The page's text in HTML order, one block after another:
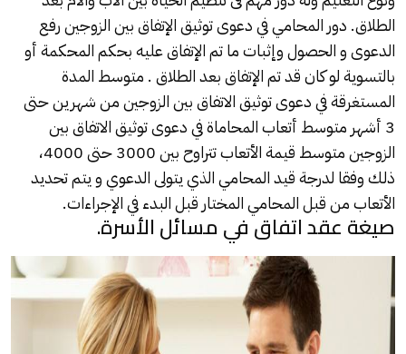
الطلاق. دور المحامي في دعوى توثيق الإتفاق بين الزوجين رفع
الدعوى و الحصول وإثبات ما تم الإتفاق عليه بحكم المحكمة أو
بالتسوية لو كان قد تم الإتفاق بعد الطلاق . متوسط المدة
المستغرقة في دعوى توثيق الاتفاق بين الزوجين من شهرين حتى
3 أشهر متوسط أتعاب المحاماة في دعوى توثيق الاتفاق بين
الزوجين متوسط قيمة الأتعاب تتراوح بين 3000 حتى 4000،
ذلك وفقا لدرجة قيد المحامي الذي يتولى الدعوي و يتم تحديد
الأتعاب من قبل المحامي المختار قبل البدء في الإجراءات.
صيغة عقد اتفاق في مسائل الأسرة.